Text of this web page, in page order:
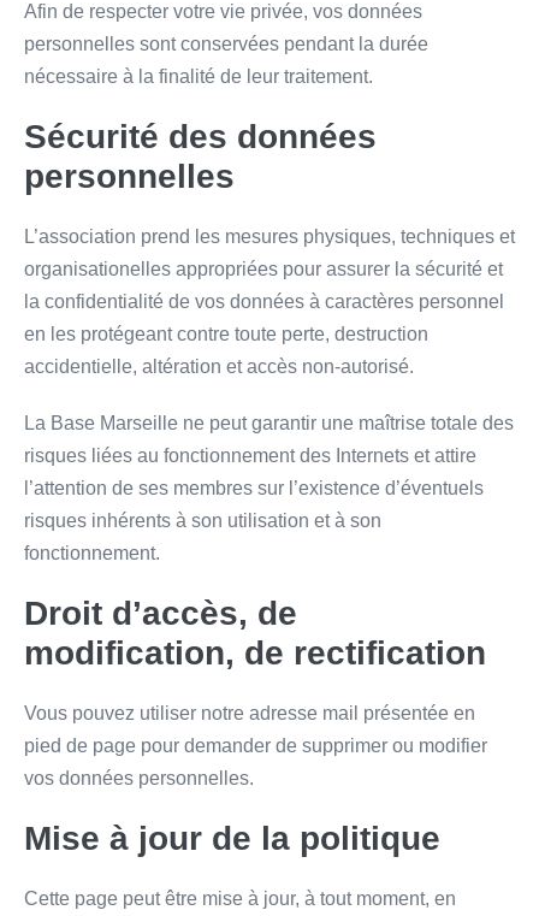
Afin de respecter votre vie privée, vos données
personnelles sont conservées pendant la durée
nécessaire à la finalité de leur traitement.
Sécurité des données
personnelles
L’association prend les mesures physiques, techniques et
organisationelles appropriées pour assurer la sécurité et
la confidentialité de vos données à caractères personnel
en les protégeant contre toute perte, destruction
accidentielle, altération et accès non-autorisé.
La Base Marseille ne peut garantir une maîtrise totale des
risques liées au fonctionnement des Internets et attire
l’attention de ses membres sur l’existence d’éventuels
risques inhérents à son utilisation et à son
fonctionnement.
Droit d’accès, de
modification, de rectification
Vous pouvez utiliser notre adresse mail présentée en
pied de page pour demander de supprimer ou modifier
vos données personnelles.
Mise à jour de la politique
Cette page peut être mise à jour, à tout moment, en